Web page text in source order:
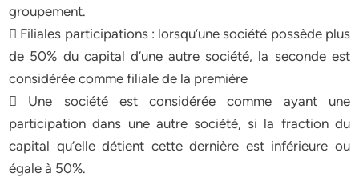
groupement.
 Filiales participations : lorsqu’une société possède plus
de 50% du capital d’une autre société, la seconde est
considérée comme filiale de la première
 Une société est considérée comme ayant une
participation dans une autre société, si la fraction du
capital qu’elle détient cette dernière est inférieure ou
égale à 50%.